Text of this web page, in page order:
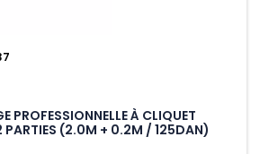
PROFESSIONNELLE À CLIQUET
PARTIES (2.0M + 0.2M / 125DAN)